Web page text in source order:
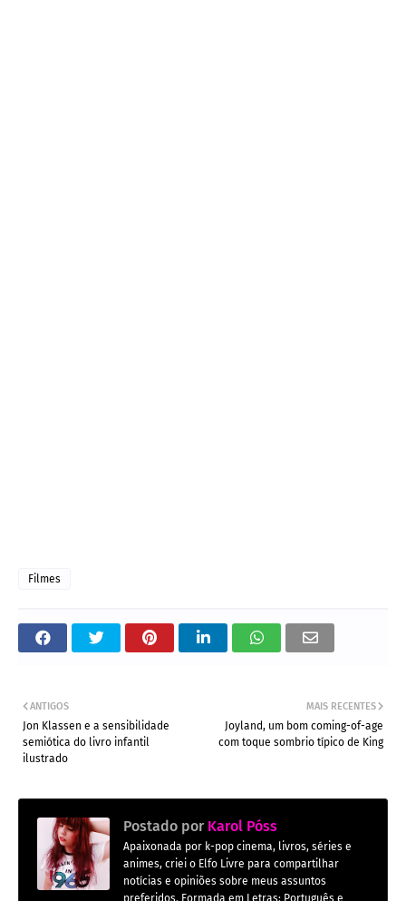
Filmes
MAIS RECENTES
Joyland, um bom coming-of-age
com toque sombrio típico de King
ANTIGOS
Jon Klassen e a sensibilidade
semiótica do livro infantil
ilustrado
Postado por Karol Póss
Apaixonada por k-pop cinema, livros, séries e
animes, criei o Elfo Livre para compartilhar
notícias e opiniões sobre meus assuntos
preferidos. Formada em Letras: Português e